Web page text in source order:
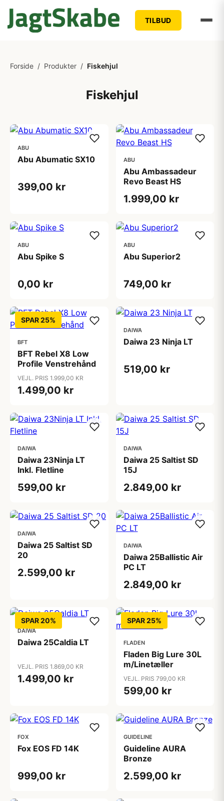
TILBUD
Forside / Produkter / Fiskehjul
Fiskehjul
ABU
Abu Abumatic SX10
399,00 kr
ABU
Abu Ambassadeur
Revo Beast HS
1.999,00 kr
ABU
Abu Spike S
0,00 kr
ABU
Abu Superior2
749,00 kr
SPAR 25%
BFT
BFT Rebel X8 Low
Profile Venstrehånd
VEJL. PRIS 1.999,00 KR
1.499,00 kr
DAIWA
Daiwa 23 Ninja LT
519,00 kr
DAIWA
Daiwa 23Ninja LT
Inkl. Fletline
599,00 kr
DAIWA
Daiwa 25 Saltist SD
15J
2.849,00 kr
DAIWA
Daiwa 25 Saltist SD
20
2.599,00 kr
DAIWA
Daiwa 25Ballistic Air
PC LT
2.849,00 kr
SPAR 20%
DAIWA
Daiwa 25Caldia LT
VEJL. PRIS 1.869,00 KR
1.499,00 kr
SPAR 25%
FLADEN
Fladen Big Lure 30L
m/Linetæller
VEJL. PRIS 799,00 KR
599,00 kr
FOX
Fox EOS FD 14K
999,00 kr
GUIDELINE
Guideline AURA
Bronze
2.599,00 kr